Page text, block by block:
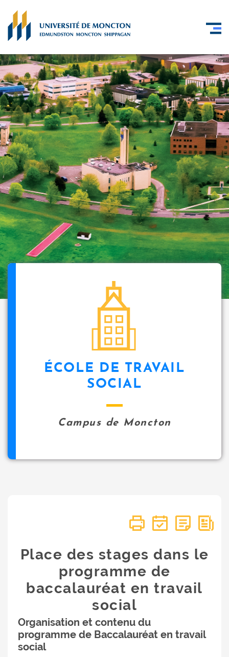
ÉCOLE DE TRAVAIL
SOCIAL
Campus de Moncton
Place des stages dans le
programme de
baccalauréat en travail
social
Organisation et contenu du
programme de Baccalauréat en travail
social